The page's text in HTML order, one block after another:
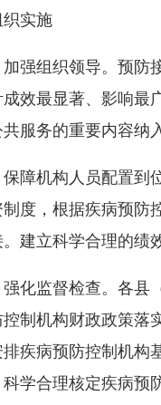
实施
组织领导。预防接
成效最显著、影响最
服务的重要内容纳
机构人员配置到位
度，根据疾病预防
建立科学合理的绩
监督检查。各县（
制机构财政政策落
疾病预防控制机构
学合理核定疾病预